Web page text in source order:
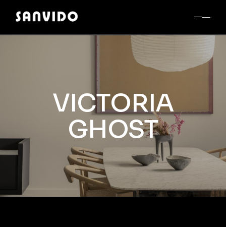
VICTORIA
GHOST